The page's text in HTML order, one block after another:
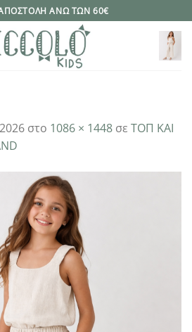
ΑΝΩ ΤΩΝ 60€
στο 1086 × 1448 σε ΤΟΠ ΚΑΙ